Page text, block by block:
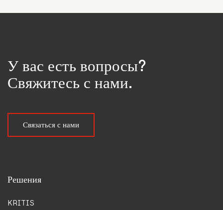
У вас есть вопросы?
Свяжитесь с нами.
Связаться с нами
Решения
KRITIS